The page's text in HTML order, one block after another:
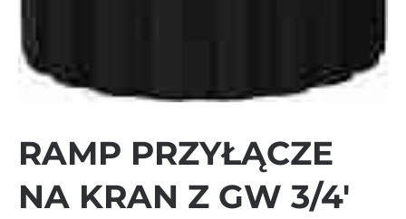
RAMP PRZYŁĄCZE
NA KRAN Z GW 3/4′